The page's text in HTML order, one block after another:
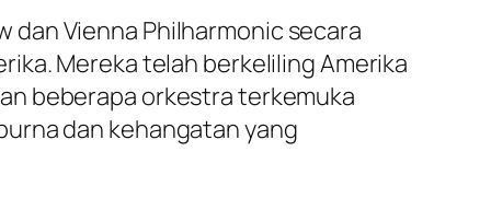
Vienna Philharmonic secara
Mereka telah berkeliling Amerika
beberapa orkestra terkemuka
dan kehangatan yang